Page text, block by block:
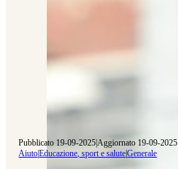
Pubblicato 19-09-2025|Aggiornato 19-09-2025
Aiuto|Educazione, sport e salute|Generale